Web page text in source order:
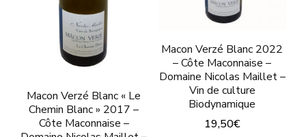
page
du
produit
Macon Verzé Blanc « Le
Chemin Blanc » 2017 –
Côte Maconnaise –
Macon Verzé Blanc 2022
– Côte Maconnaise –
Domaine Nicolas Maillet –
Vin de culture
Biodynamique
19,50€